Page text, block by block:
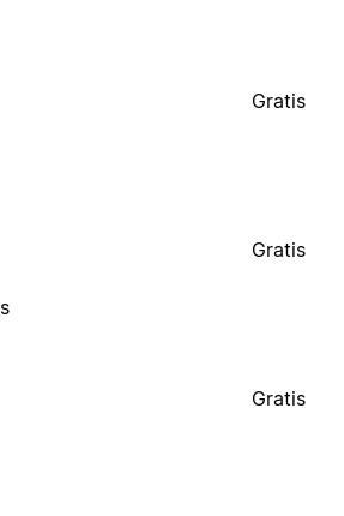
Gratis
Gratis
Gratis